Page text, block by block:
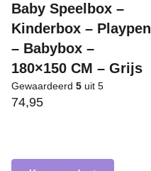
Baby Speelbox –
Kinderbox – Playpen
– Babybox –
180×150 CM – Grijs
Gewaardeerd 5 uit 5
74,95